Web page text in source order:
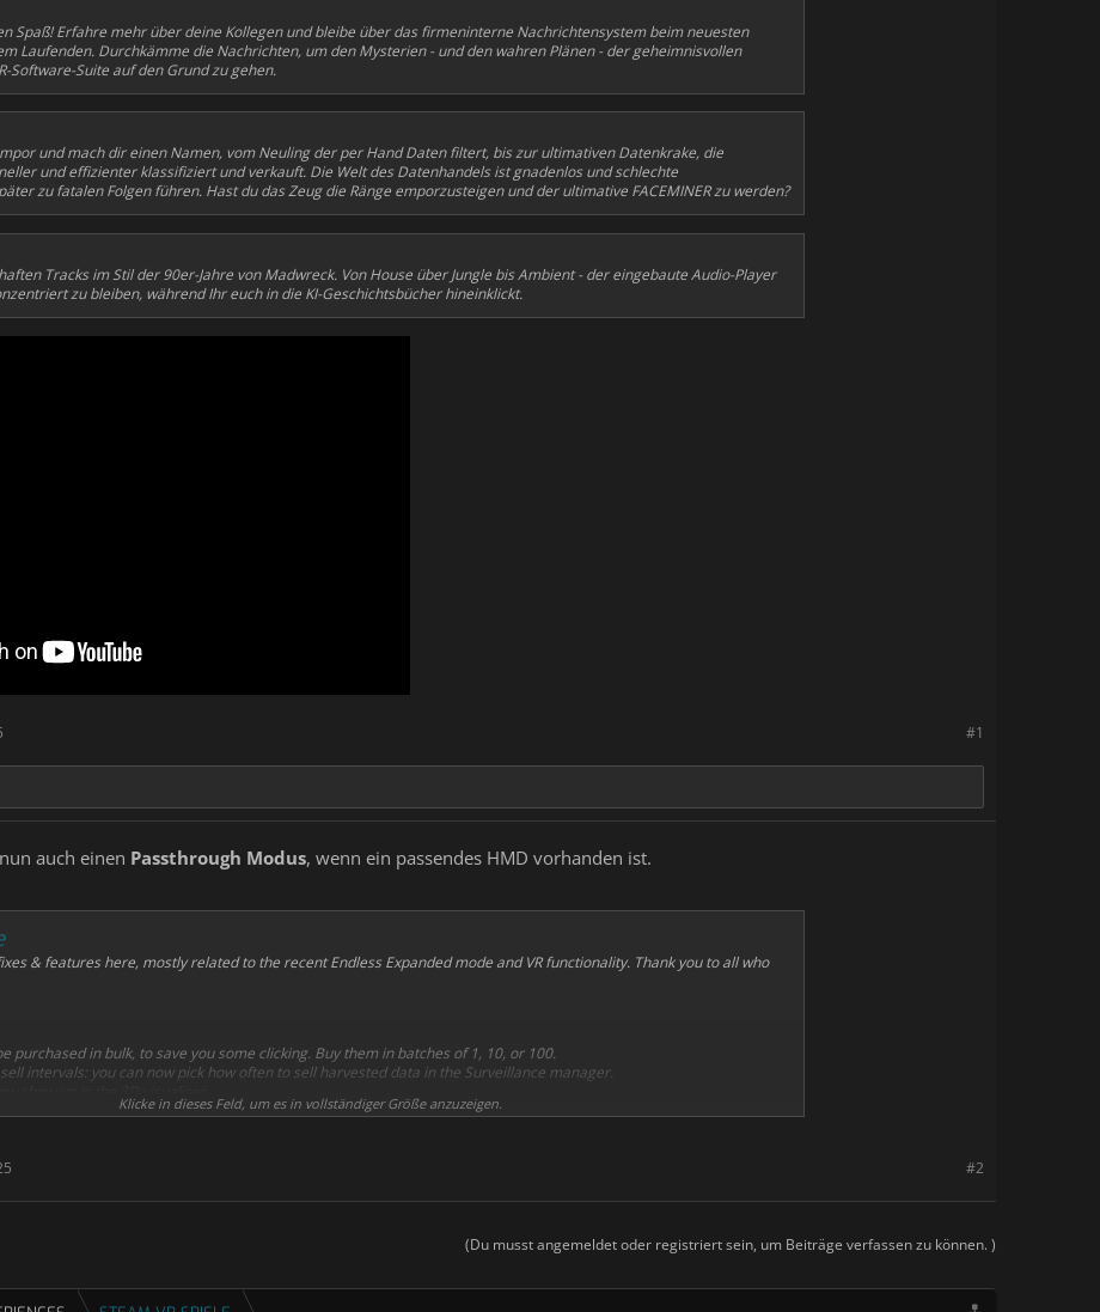
Spaß! Erfahre mehr über deine Kollegen und bleibe über das firmeninterne Nachrichtensystem beim neuesten
Laufenden. Durchkämme die Nachrichten, um den Mysterien - und den wahren Plänen - der geheimnisvollen
Software-Suite auf den Grund zu gehen.
und mach dir einen Namen, vom Neuling der per Hand Daten filtert, bis zur ultimativen Datenkrake, die
und effizienter klassifiziert und verkauft. Die Welt des Datenhandels ist gnadenlos und schlechte
zu fatalen Folgen führen. Hast du das Zeug die Ränge emporzusteigen und der ultimative FACEMINER zu werden?
Tracks im Stil der 90er-Jahre von Madwreck. Von House über Jungle bis Ambient - der eingebaute Audio-Player
zu bleiben, während Ihr euch in die KI-Geschichtsbücher hineinklickt.
#1
auch einen Passthrough Modus, wenn ein passendes HMD vorhanden ist.
& features here, mostly related to the recent Endless Expanded mode and VR functionality. Thank you to all who
purchased in bulk, to save you some clicking. Buy them in batches of 1, 10, or 100.
intervals: you can now pick how often to sell harvested data in the Surveillance manager.
monitor and marketplace now show their full formatted value on hover, to make it a little easier to read those
would allow the player skip the purchase cooldown in the marketplace [potential speedrun exploit!]
Klicke in dieses Feld, um es in vollständiger Größe anzuzeigen.
#2
(Du musst angemeldet oder registriert sein, um Beiträge verfassen zu können. )